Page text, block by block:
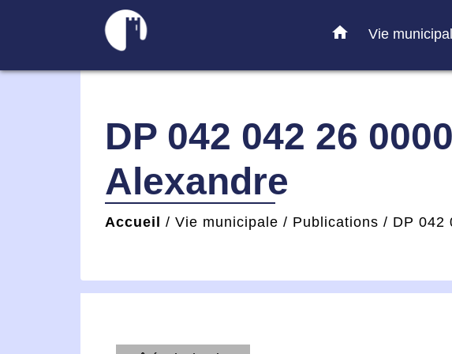
home Vie
DP 042 042 26
Alexandre
Accueil / Vie municipale / Publications / DP 042